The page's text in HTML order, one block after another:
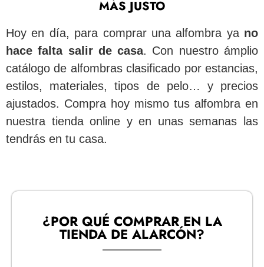
MÁS JUSTO
Hoy en día, para comprar una alfombra ya no
hace falta salir de casa. Con nuestro ámplio
catálogo de alfombras clasificado por estancias,
estilos, materiales, tipos de pelo… y precios
ajustados. Compra hoy mismo tus alfombra en
nuestra tienda online y en unas semanas las
tendrás en tu casa.
¿POR QUÉ COMPRAR EN LA
TIENDA DE ALARCÓN?​